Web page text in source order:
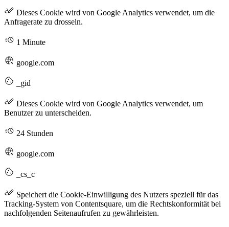
Dieses Cookie wird von Google Analytics verwendet, um die
Anfragerate zu drosseln.
1 Minute
google.com
_gid
Dieses Cookie wird von Google Analytics verwendet, um
Benutzer zu unterscheiden.
24 Stunden
google.com
_cs_c
Speichert die Cookie-Einwilligung des Nutzers speziell für das
Tracking-System von Contentsquare, um die Rechtskonformität bei
nachfolgenden Seitenaufrufen zu gewährleisten.